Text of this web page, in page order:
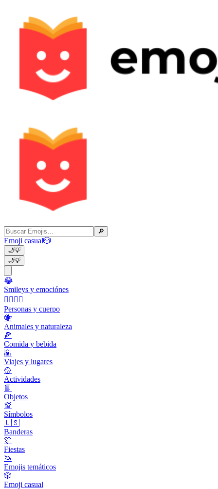
🔎
Emoji casual🎲
🌙💡
🌙💡
😂
Smileys y emociónes
👩‍❤️‍💋‍👨
Personas y cuerpo
🐝
Animales y naturaleza
🍕
Comida y bebida
🌇
Viajes y lugares
🥎
Actividades
📙
Objetos
💯
Símbolos
🇺🇸
Banderas
🎊
Fiestas
🦄
Emojis temáticos
🎲
Emoji casual